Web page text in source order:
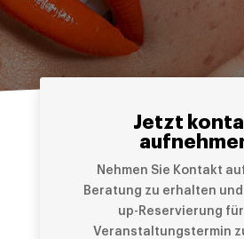
Jetzt
Nehmen Sie Kontakt
Beratung zu erhalten
up-Reservierung
Veranstaltungstermin